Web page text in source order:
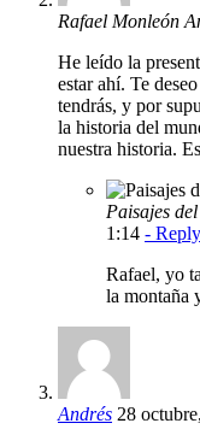
Rafael Monleón
He leído la
estar ahí. Te
tendrás, y por
la historia del
nuestra historia.
Paisajes
1:14 - Reply
Rafael, yo
la montaña
Andrés 28